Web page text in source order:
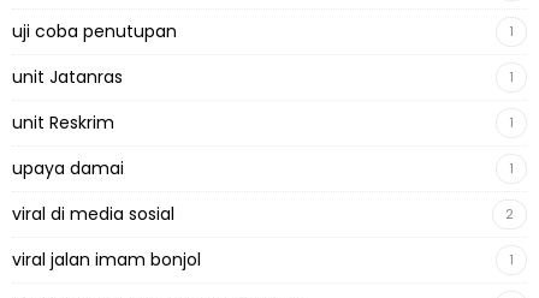
uji coba penutupan 1
unit Jatanras 1
unit Reskrim 1
upaya damai 1
viral di media sosial 2
viral jalan imam bonjol 1